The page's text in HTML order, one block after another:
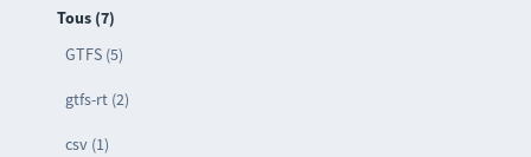
Tous (7)
GTFS (5)
gtfs-rt (2)
csv (1)